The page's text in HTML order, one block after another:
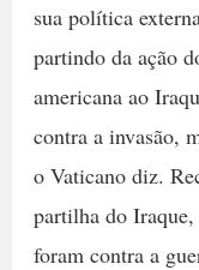
sua política
partindo da ação
americana ao
contra a invasão,
o Vaticano diz.
partilha do
foram contra a